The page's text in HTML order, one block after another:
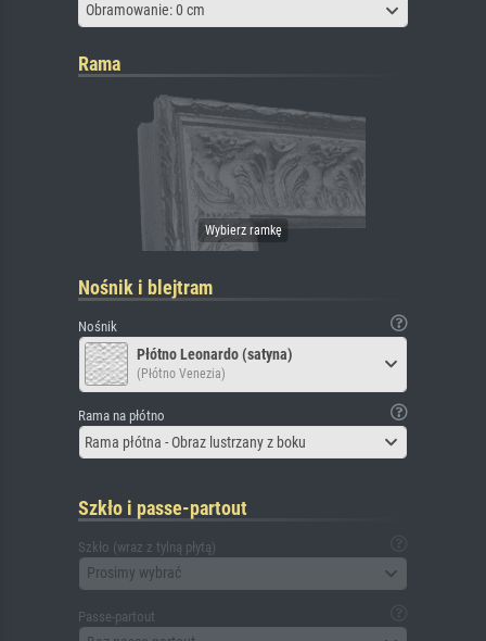
Obramowanie: 0 cm
Rama
Nośnik i blejtram
Nośnik
Płótno Leonardo (satyna)
(Płótno Venezia)
Rama na płótno
Rama płótna - Obraz lustrzany z boku
Szkło i passe-partout
Szkło (wraz z tylną płytą)
Prosimy wybrać
Passe-partout